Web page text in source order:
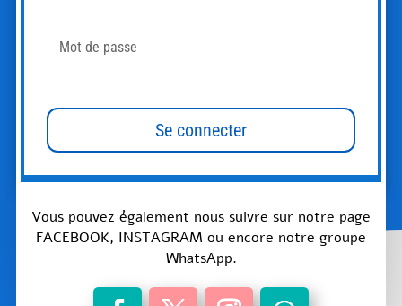
Se connecter
Vous pouvez également nous suivre sur notre page
FACEBOOK, INSTAGRAM ou encore notre groupe
WhatsApp.